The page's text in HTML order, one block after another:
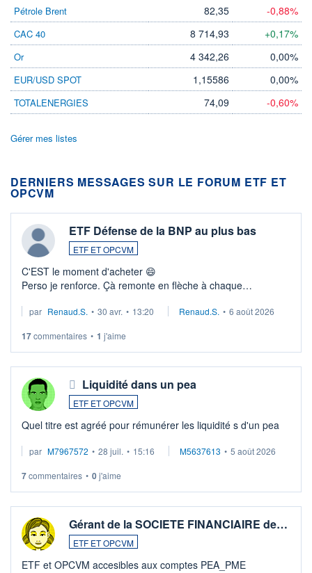
Pétrole Brent
82,35 -0,88%
CAC 40 8 714,93 +0,17%
Or 4 342,26 0,00%
EUR/USD SPOT 1,15586 0,00%
TOTALENERGIES 74,09 -0,60%
Gérer mes listes
DERNIERS MESSAGES SUR LE FORUM ETF ET
OPCVM
ETF Défense de la BNP au plus bas
ETF ET OPCVM
C'EST le moment d'acheter 😄​
Perso je renforce. Çà remonte en flèche à chaque
Investissement long terme tip top pour sa retraite.
par Renaud.S. • 30 avr. • 13:20 Renaud.S. • 6 août 2026
17commentaires • 1 j'aime
Liquidité dans un pea
ETF ET OPCVM
Quel titre est agréé pour rémunérer les liquidité s d'un pea
par M7967572 • 28 juil. • 15:16 M5637613 • 5 août 2026
7commentaires • 0j'aime
Gérant de la SOCIETE FINANCIAIRE de…
ETF ET OPCVM
ETF et OPCVM accesibles aux comptes PEA_PME